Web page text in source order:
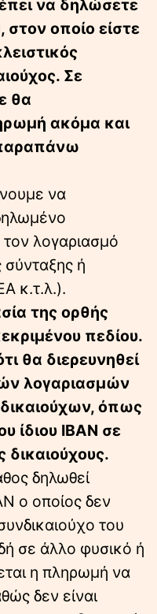
να δηλώσετε
στον οποίο είστε
Σε
θα
ακόμα και
να
λογαριασμό
σύνταξης ή
κ.τ.λ.).
της ορθής
πεδίου.
θα διερευνηθεί
λογαριασμών
όπως
ίδιου IBAN σε
δικαιούχους.
δηλωθεί
ο οποίος δεν
του
σε άλλο φυσικό ή
η πληρωμή να
δεν είναι